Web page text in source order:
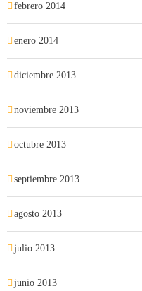
febrero 2014
enero 2014
diciembre 2013
noviembre 2013
octubre 2013
septiembre 2013
agosto 2013
julio 2013
junio 2013